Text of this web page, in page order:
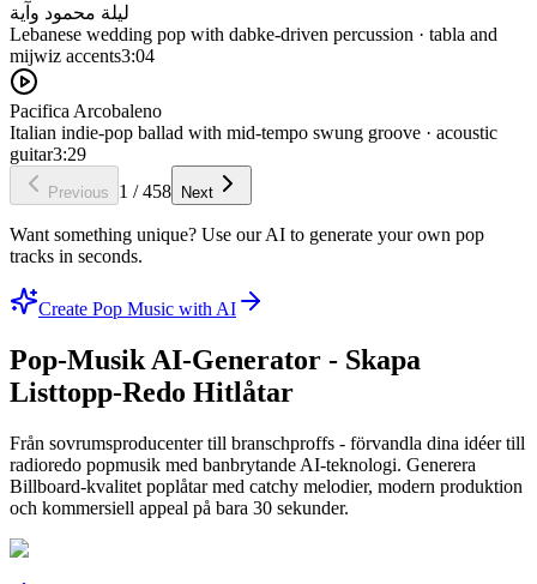
ليلة محمود وآية
Lebanese wedding pop with dabke-driven percussion · tabla and
mijwiz accents3:04
Pacifica Arcobaleno
Italian indie-pop ballad with mid-tempo swung groove · acoustic
guitar3:29
Previous 1 /458 Next
Want something unique? Use our AI to generate your own pop
tracks in seconds.
Create Pop Music with AI
Pop-Musik AI-Generator - Skapa
Listtopp-Redo Hitlåtar
Från sovrumsproducenter till branschproffs - förvandla dina idéer till
radioredo popmusik med banbrytande AI-teknologi. Generera
Billboard-kvalitet poplåtar med catchy melodier, modern produktion
och kommersiell appeal på bara 30 sekunder.